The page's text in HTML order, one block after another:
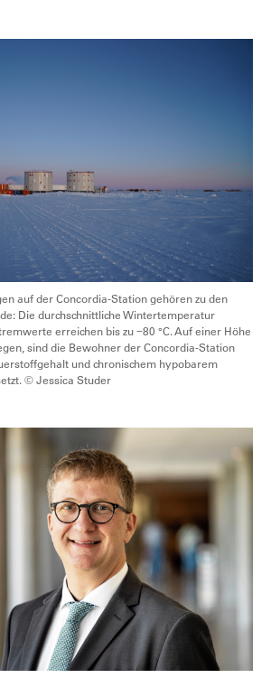
auf der Concordia-Station gehören zu den
Die durchschnittliche Wintertemperatur
erreichen bis zu −80 °C. Auf einer Höhe
sind die Bewohner der Concordia-Station
und chronischem hypobarem
© Jessica Studer